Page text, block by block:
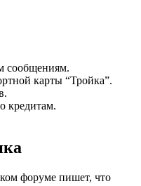
сообщениям.
карты “Тройка”.
кредитам.
форуме пишет, что